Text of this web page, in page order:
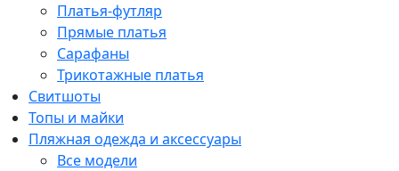
Платья-футляр
Прямые платья
Сарафаны
Трикотажные платья
Свитшоты
Топы и майки
Пляжная одежда и аксессуары
Все модели